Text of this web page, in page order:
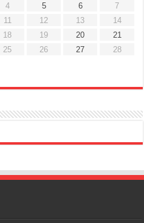
4 5 6
7
11 12 13
14
18 19 20
21
25 26 27
28